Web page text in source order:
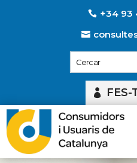
+34 93
FES-